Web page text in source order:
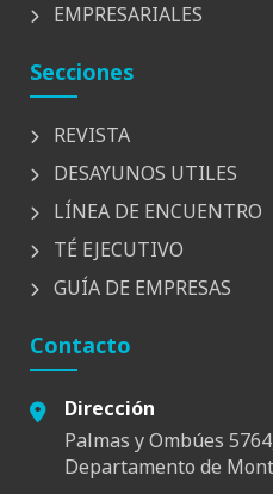
EMPRESARIALES
Secciones
REVISTA
DESAYUNOS UTILES
LÍNEA DE ENCUENTRO
TÉ EJECUTIVO
GUÍA DE EMPRESAS
Contacto
Dirección
Palmas y Ombúes
Departamento de